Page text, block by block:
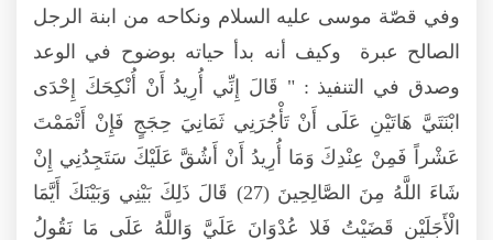
وفي قصّة موسى عليه السلام ونكاحه من ابنة الرجل
الصالح عبرة وكيف أنه بدأ حياته بوضوح في الوعد
وصدق في التنفيذ : " قَالَ إِنِّي أُرِيدُ أَنْ أُنْكِحَكَ إِحْدَى
ابْنَتَيَّ هَاتَيْنِ عَلَى أَنْ تَأْجُرَنِي ثَمَانِيَ حِجَجٍ فَإِنْ أَتْمَمْتَ
عَشْراً فَمِنْ عِنْدِكَ وَمَا أُرِيدُ أَنْ أَشُقَّ عَلَيْكَ سَتَجِدُنِي إِنْ
شَاءَ اللَّهُ مِنَ الصَّالِحِينَ (27) قَالَ ذَلِكَ بَيْنِي وَبَيْنَكَ أَيَّمَا
الْأَجَلَيْنِ قَضَيْتُ فَلا عُدْوَانَ عَلَيَّ وَاللَّهُ عَلَى مَا نَقُولُ